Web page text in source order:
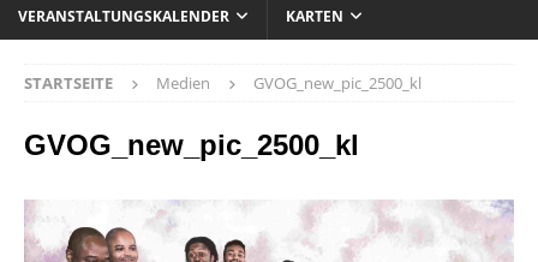
VERANSTALTUNGSKALENDER KARTEN
STARTSEITE Medien GVOG_new_pic_2500_kl
GVOG_new_pic_2500_kl